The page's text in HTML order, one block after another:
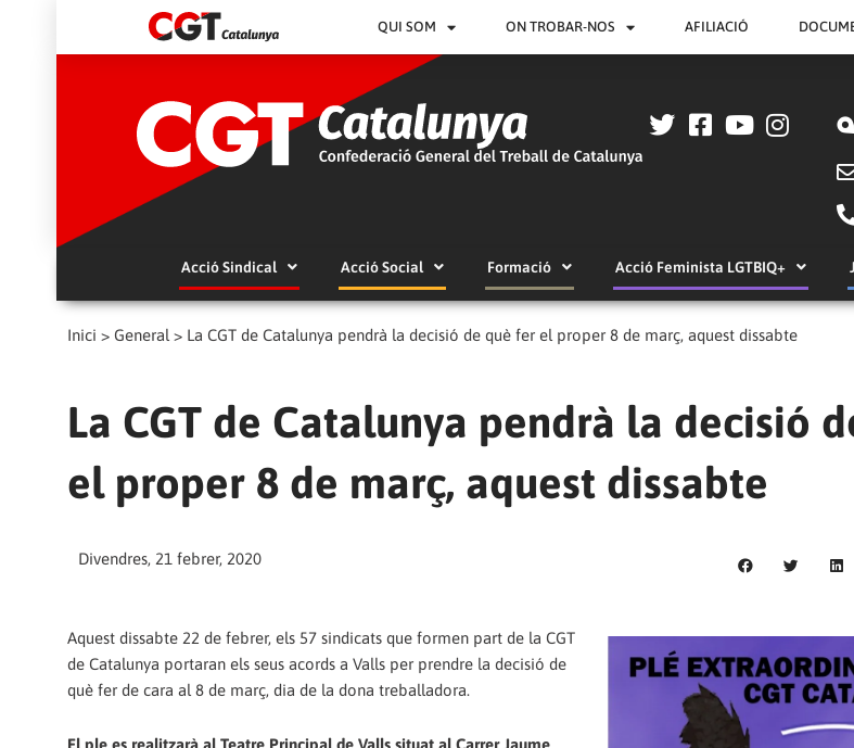
QUI SOM ON TROBAR-NOS AFILIACIÓ
Acció Sindical Acció Social Formació Acció Feminista LGTBIQ+
Inici > General> La CGT de Catalunya pendrà la decisió de què fer el proper 8 de març, aquest dissabte
La CGT de Catalunya pendrà la decisió
el proper 8 de març, aquest dissabte
Divendres, 21 febrer, 2020
Aquest dissabte 22 de febrer, els 57 sindicats que formen part de la CGT
de Catalunya portaran els seus acords a Valls per prendre la decisió de
què fer de cara al 8 de març, dia de la dona treballadora.
El ple es realitzarà al Teatre Principal de Valls situat al Carrer Jaume